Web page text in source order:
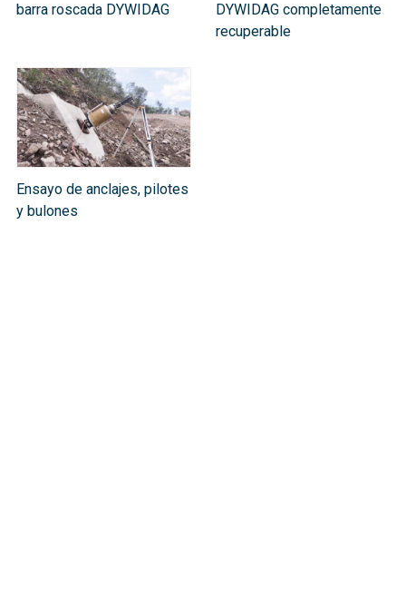
barra roscada DYWIDAG
DYWIDAG completamente
recuperable
Ensayo de anclajes, pilotes
y bulones